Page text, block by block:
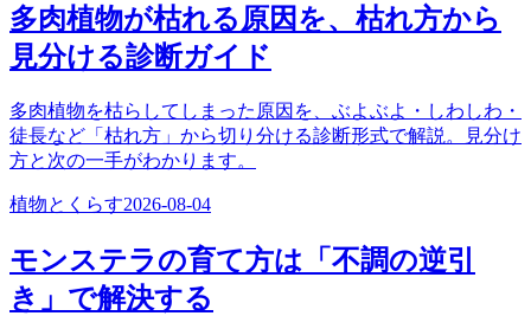
多肉植物が枯れる原因を、枯れ方から
見分ける診断ガイド
多肉植物を枯らしてしまった原因を、ぶよぶよ・しわしわ・
徒長など「枯れ方」から切り分ける診断形式で解説。見分け
方と次の一手がわかります。
植物とくらす2026-08-04
モンステラの育て方は「不調の逆引
き」で解決する